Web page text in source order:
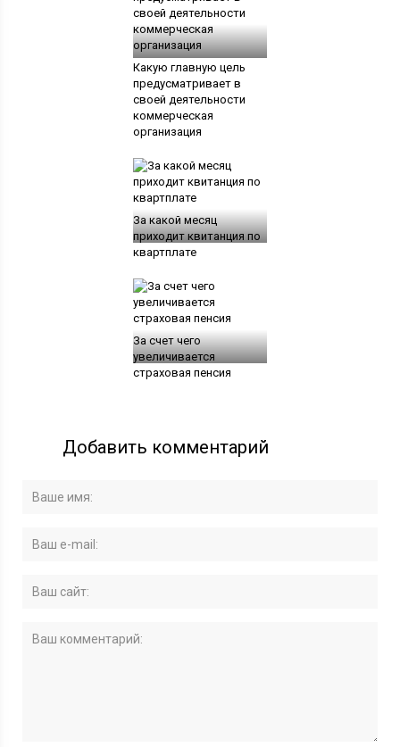
Какую главную цель
предусматривает в
своей деятельности
коммерческая
организация
За какой месяц
приходит квитанция по
квартплате
За счет чего
увеличивается
страховая пенсия
Добавить комментарий